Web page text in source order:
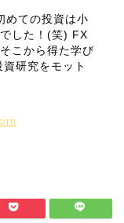
めての投資は小
した！(笑) FX
こから得た学び
研究をモット